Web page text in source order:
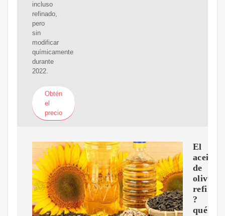
incluso
refinado,
pero
sin
modificar
químicamente
durante
2022.
Obtén
el
precio
El
aceite
de
oliva
?
qué